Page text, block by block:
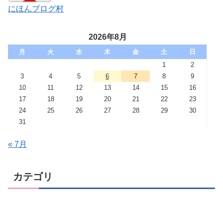
にほんブログ村
2026年8月
月 火 水 木 金 土
日
1
2
3
4 5 6 7 8
9
10
11 12 13 14 15
16
17
18 19 20 21 22
23
24
25 26 27 28 29
30
31
« 7月
カテゴリ